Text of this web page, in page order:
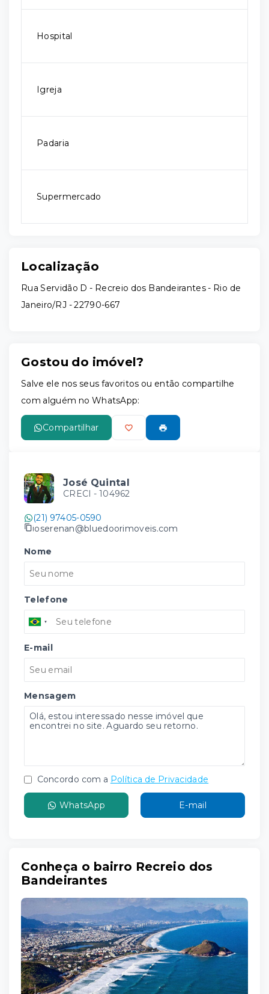
Hospital
Igreja
Padaria
Supermercado
Localização
Rua Servidão D - Recreio dos Bandeirantes - Rio de
Janeiro/RJ - 22790-667
Gostou do imóvel?
Salve ele nos seus favoritos ou então compartilhe
com alguém no WhatsApp:
Compartilhar
José Quintal
CRECI - 104962
(21) 97405-0590
joserenan@bluedoorimoveis.com
Nome
Telefone
E-mail
Mensagem
Concordo com a Política de Privacidade
WhatsApp E-mail
Conheça o bairro Recreio dos
Bandeirantes